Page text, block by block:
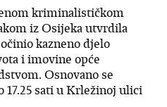
kriminalističkom
iz Osijeka utvrdila
kazneno djelo
i imovine opće
Osnovano se
17.25 sati u Krležinoj ulici